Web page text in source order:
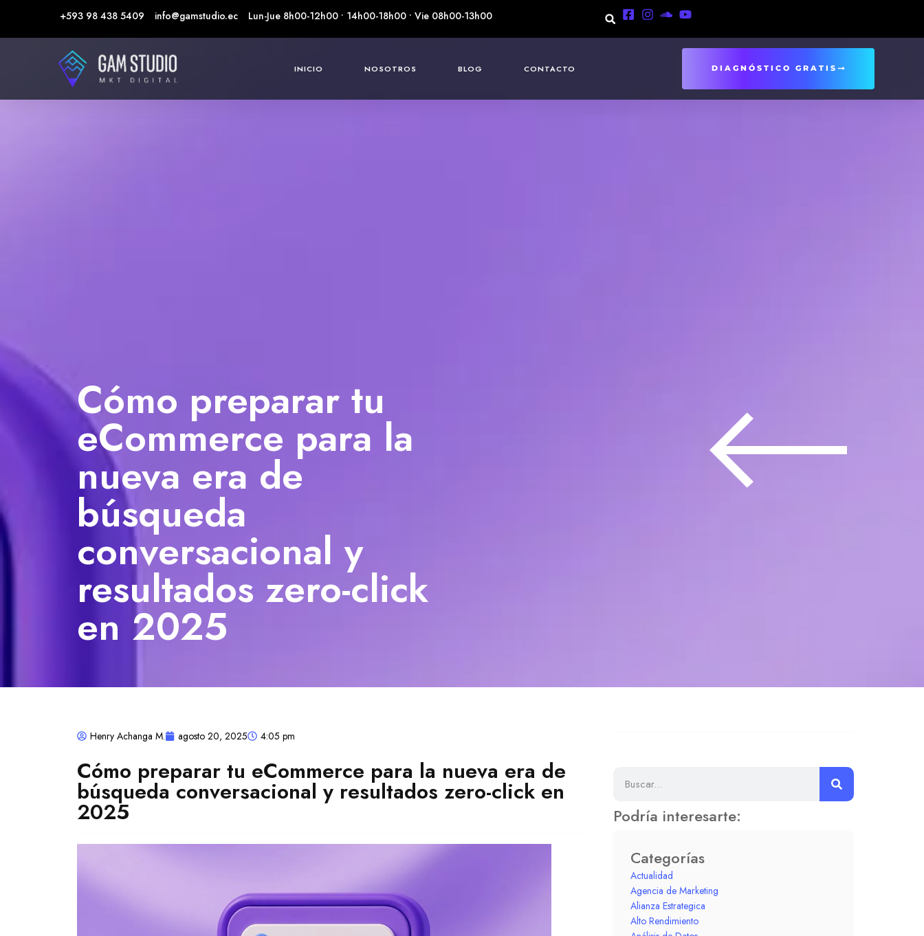
+593 98 438 5409 info@gamstudio.ec Lun-Jue 8h00-12h00 • 14h00-18h00 • Vie 08h00-13h00
INICIO NOSOTROS BLOG CONTACTO DIAGNÓSTICO GRATIS
Cómo preparar tu
eCommerce para la
nueva era de
búsqueda
conversacional y
resultados zero-click
en 2025
Henry Achanga M. agosto 20, 2025 4:05 pm
Cómo preparar tu eCommerce para la nueva era de
búsqueda conversacional y resultados zero-click en
2025
Podría interesarte:
Categorías
Actualidad
Agencia de Marketing
Alianza Estrategica
Alto Rendimiento